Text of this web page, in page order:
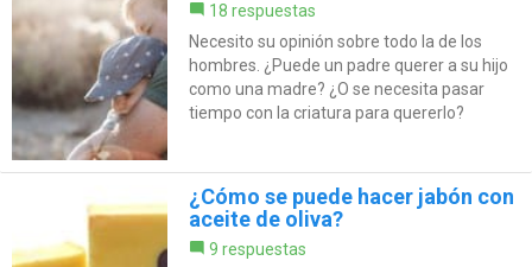
18 respuestas
Necesito su opinión sobre todo la de los
hombres. ¿Puede un padre querer a su hijo
como una madre? ¿O se necesita pasar
tiempo con la criatura para quererlo?
¿Cómo se puede hacer jabón con
aceite de oliva?
9 respuestas